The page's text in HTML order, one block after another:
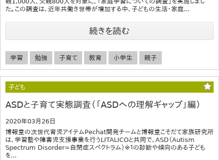
た。この調査は、近年共働き世帯が増加する中、子どもの生活・家庭...
続きを読む
学習 勉強 子育て 教育 小学生 親子
子ども
ASDと子育て実態調査（「ASDへの理解ギャップ」編）
2020年03月26日
博報堂の次世代育児アイテムPechat開発チームと博報堂こそだて家族研究所
は、学習塾や障害児支援事業を行うLITALICOと共同で、ASD（Autism
Spectrum Disorder=自閉症スペクトラム）※１の診断や傾向のある子ども
を...